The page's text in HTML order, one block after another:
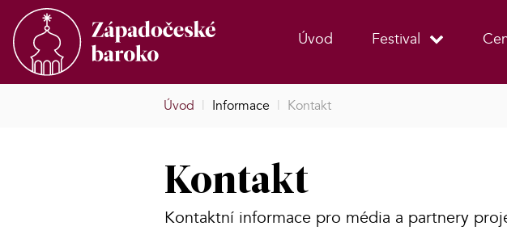
Úvod Festival
Úvod | Informace | Kontakt
Kontakt
Kontaktní informace pro média a partnery